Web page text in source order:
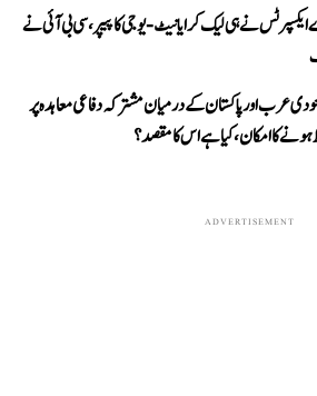
نے ہی لیک کرایا نیٹ-یوجی کا پیپر، سی بی آئی نے
عرب اور پاکستان کے درمیان مشترکہ دفاعی معاہدہ پر
کا امکان، کیا ہے اس کا مقصد؟
ADVERTISEMENT